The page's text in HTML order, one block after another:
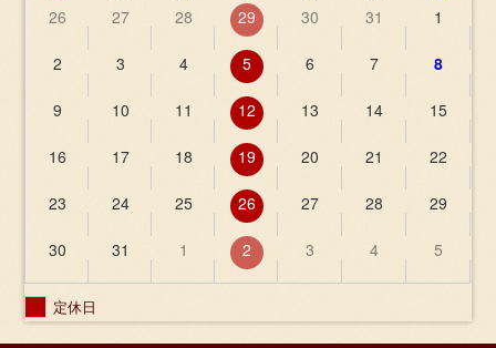
26 27 28 29 30 31 1
2 3 4 5 6 7 8
9 10 11 12 13 14 15
16 17 18 19 20 21 22
23 24 25 26 27 28 29
30 31 1 2 3 4 5
定休日